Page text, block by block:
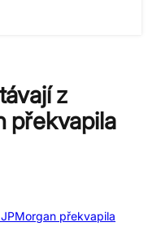
z
překvapila
překvapila